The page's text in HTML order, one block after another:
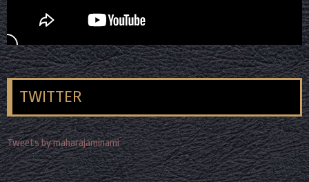
TWITTER
Tweets by maharajaminami